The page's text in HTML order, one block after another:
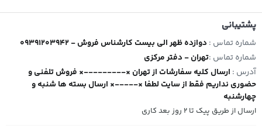
پشتیبانی
شماره تماس : 09391203942 - دوازده ظهر الی بیست کارشناس فروش
شماره تماس :تهران - دفتر مرکزی
آدرس : ارسال کلیه سفارشات از تهران ×---------× فروش تلفنی و
حضوری نداریم فقط از سایت لطفا ×-----× ارسال بسته ها شنبه و
چهارشنبه
ارسال از طریق پیک تا ۲ روز بعد کاری